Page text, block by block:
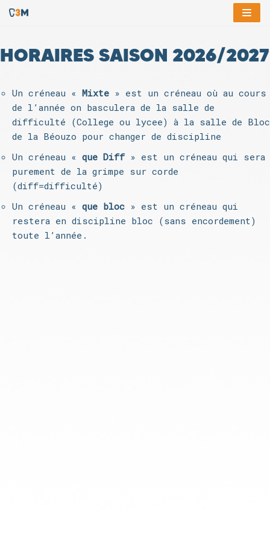
au
contenu
HORAIRES SAISON 2026/2027
Un créneau « Mixte » est un créneau où au cours
de l’année on basculera de la salle de
difficulté (College ou lycee) à la salle de Bloc
de la Béouzo pour changer de discipline
Un créneau « que Diff» est un créneau qui sera
purement de la grimpe sur corde
(diff=difficulté)
Un créneau « que bloc » est un créneau qui
restera en discipline bloc (sans encordement)
toute l’année.